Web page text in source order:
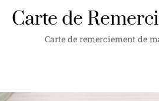
Carte de
Carte de remerciement de